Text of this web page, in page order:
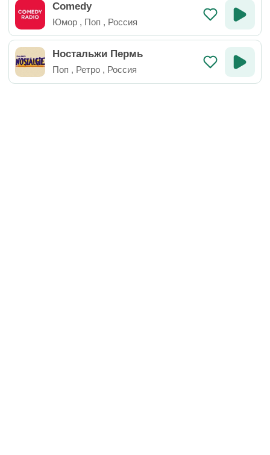
Comedy
Юмор , Поп , Россия
Ностальжи Пермь
Поп , Ретро , Россия